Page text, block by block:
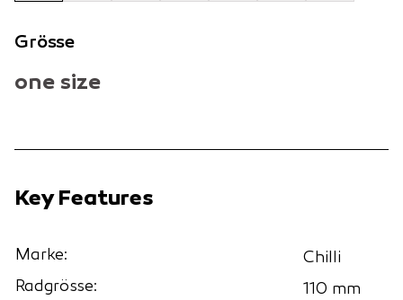
Grösse
one size
Key Features
Marke:
Chilli
Radgrösse:
110 mm